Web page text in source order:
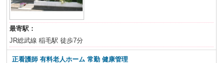
最寄駅：
JR総武線 稲毛駅 徒歩7分
正看護師 有料老人ホーム 常勤 健康管理